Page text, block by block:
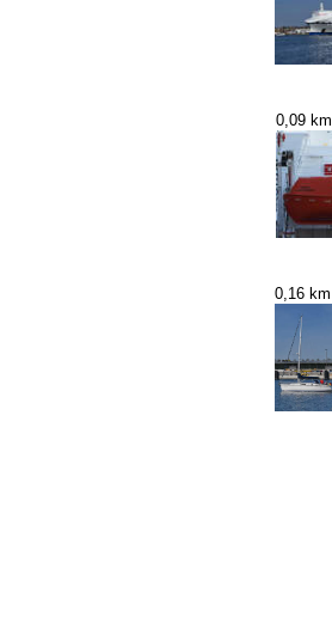
0,09 km
0,16 km